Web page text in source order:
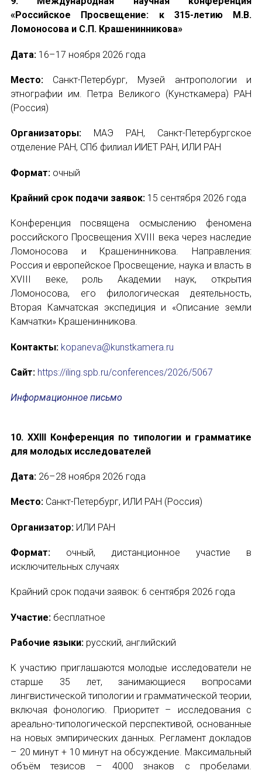
«Российское Просвещение: к 315-летию М.В.
Ломоносова и С.П. Крашенинникова»
Дата:16–17 ноября 2026 года
Место: Санкт-Петербург, Музей антропологии и
этнографии им. Петра Великого (Кунсткамера) РАН
(Россия)
Организаторы:МАЭ РАН, Санкт-Петербургское
отделение РАН, СПб филиал ИИЕТ РАН, ИЛИ РАН
Формат:очный
Крайний срок подачи заявок:15 сентября 2026 года
Конференция посвящена осмыслению феномена
российского Просвещения XVIII века через наследие
Ломоносова и Крашенинникова. Направления:
Россия и европейское Просвещение, наука и власть в
XVIII веке, роль Академии наук, открытия
Ломоносова, его филологическая деятельность,
Вторая Камчатская экспедиция и «Описание земли
Камчатки» Крашенинникова.
Контакты: kopaneva@kunstkamera.ru
Сайт: https://iling.spb.ru/conferences/2026/5067
Информационное письмо
10. XXIII Конференция по типологии и грамматике
для молодых исследователей
Дата: 26–28 ноября 2026 года
Место: Санкт-Петербург, ИЛИ РАН (Россия)
Организатор: ИЛИ РАН
Формат: очный, дистанционное участие в
исключительных случаях
Крайний срок подачи заявок: 6 сентября 2026 года
Участие: бесплатное
Рабочие языки: русский, английский
К участию приглашаются молодые исследователи не
старше 35 лет, занимающиеся вопросами
лингвистической типологии и грамматической теории,
включая фонологию. Приоритет – исследования с
ареально-типологической перспективой, основанные
на новых эмпирических данных. Регламент докладов
– 20 минут + 10 минут на обсуждение. Максимальный
объём тезисов – 4000 знаков с пробелами.